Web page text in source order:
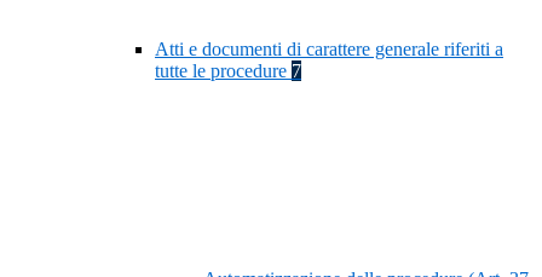
Atti e documenti di carattere generale riferiti a
tutte le procedure 7